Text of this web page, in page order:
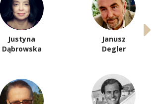
Justyna
Dąbrowska
Janusz
Degler